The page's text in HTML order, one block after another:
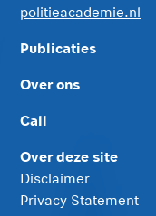
politieacademie.nl
Publicaties
Over ons
Call
Over deze site
Disclaimer
Privacy Statement